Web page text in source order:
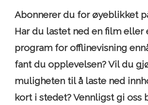
Abonnerer du for øyeblikket
Har du lastet ned en film eller
program for offlinevisning
fant du opplevelsen? Vil du
muligheten til å laste ned
kort i stedet? Vennligst gi oss